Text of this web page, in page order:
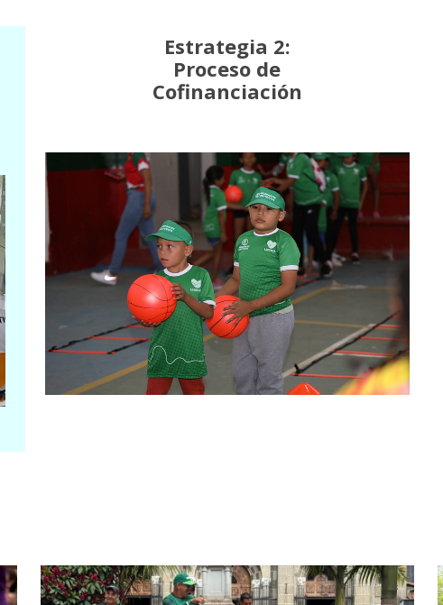
Estrategia 2:
Proceso de
Cofinanciación